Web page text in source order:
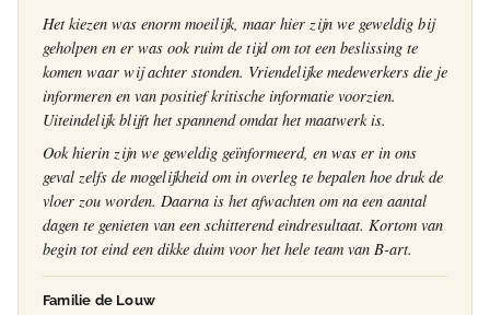
Het kiezen was enorm moeilijk, maar hier zijn we geweldig bij
geholpen en er was ook ruim de tijd om tot een beslissing te
komen waar wij achter stonden. Vriendelijke medewerkers die je
informeren en van positief kritische informatie voorzien.
Uiteindelijk blijft het spannend omdat het maatwerk is.
Ook hierin zijn we geweldig geïnformeerd, en was er in ons
geval zelfs de mogelijkheid om in overleg te bepalen hoe druk de
vloer zou worden. Daarna is het afwachten om na een aantal
dagen te genieten van een schitterend eindresultaat. Kortom van
begin tot eind een dikke duim voor het hele team van B-art.
Familie de Louw